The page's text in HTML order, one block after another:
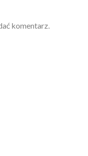
komentarz.